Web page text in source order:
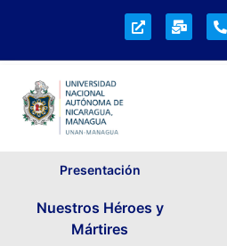
Presentación
Nuestros Héroes y
Mártires